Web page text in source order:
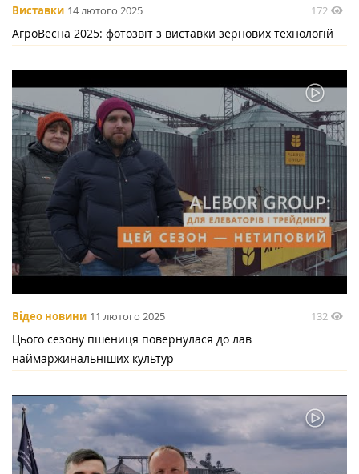
Виставки 14 лютого 2025 172
АгроВесна 2025: фотозвіт з виставки зернових технологій
Відео новини 11 лютого 2025 132
Цього сезону пшениця повернулася до лав
наймаржинальніших культур